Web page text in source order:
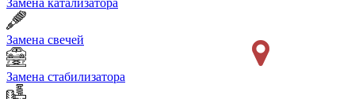
Замена катализатора
Замена свечей
Замена стабилизатора